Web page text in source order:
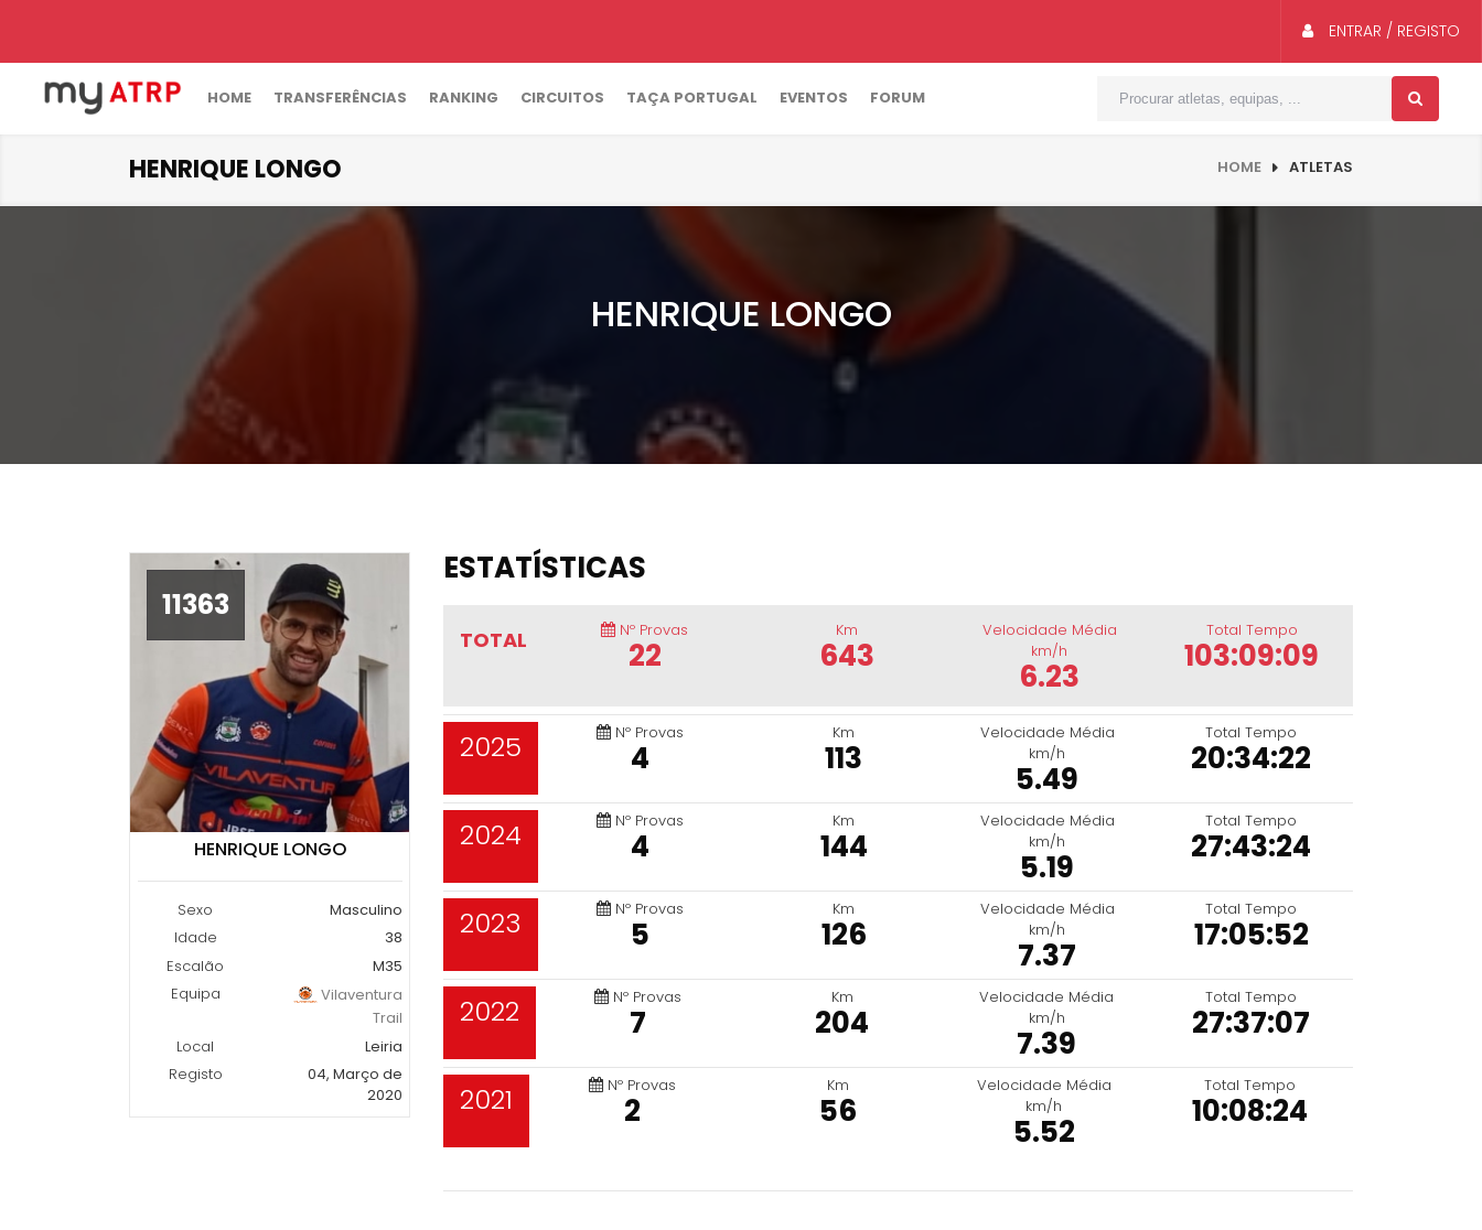
ENTRAR / REGISTO
HOME TRANSFERÊNCIAS RANKING CIRCUITOS TAÇA PORTUGAL EVENTOS FORUM
HENRIQUE LONGO HOME ATLETAS
HENRIQUE LONGO
11363
HENRIQUE LONGO
Sexo
Masculino
Idade
38
Escalão
M35
Equipa
Vilaventura
Trail
Local
Leiria
Registo
04, Março de
2020
ESTATÍSTICAS
TOTAL Nº Provas
22
Km
643
Velocidade Média
km/h
6.23
Total Tempo
103:09:09
2025 Nº Provas
4
Km
113
Velocidade Média
km/h
5.49
Total Tempo
20:34:22
2024 Nº Provas
4
Km
144
Velocidade Média
km/h
5.19
Total Tempo
27:43:24
2023 Nº Provas
5
Km
126
Velocidade Média
km/h
7.37
Total Tempo
17:05:52
2022 Nº Provas
7
Km
204
Velocidade Média
km/h
7.39
Total Tempo
27:37:07
2021 Nº Provas
2
Km
56
Velocidade Média
km/h
5.52
Total Tempo
10:08:24